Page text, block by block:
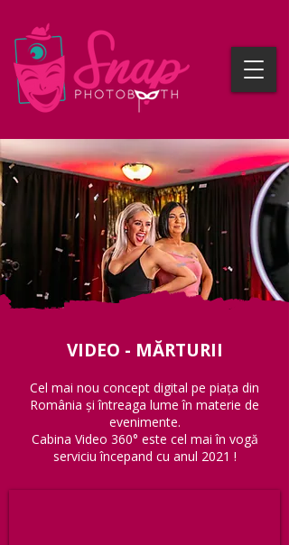
VIDEO - MĂRTURII
Cel mai nou concept digital pe piața din
România și întreaga lume în materie de
evenimente.
Cabina Video 360° este cel mai în vogă
serviciu începand cu anul 2021 !